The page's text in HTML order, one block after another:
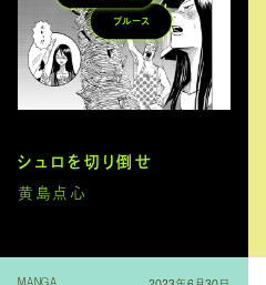
シュロを切り倒せ
黄島点心
ブルース